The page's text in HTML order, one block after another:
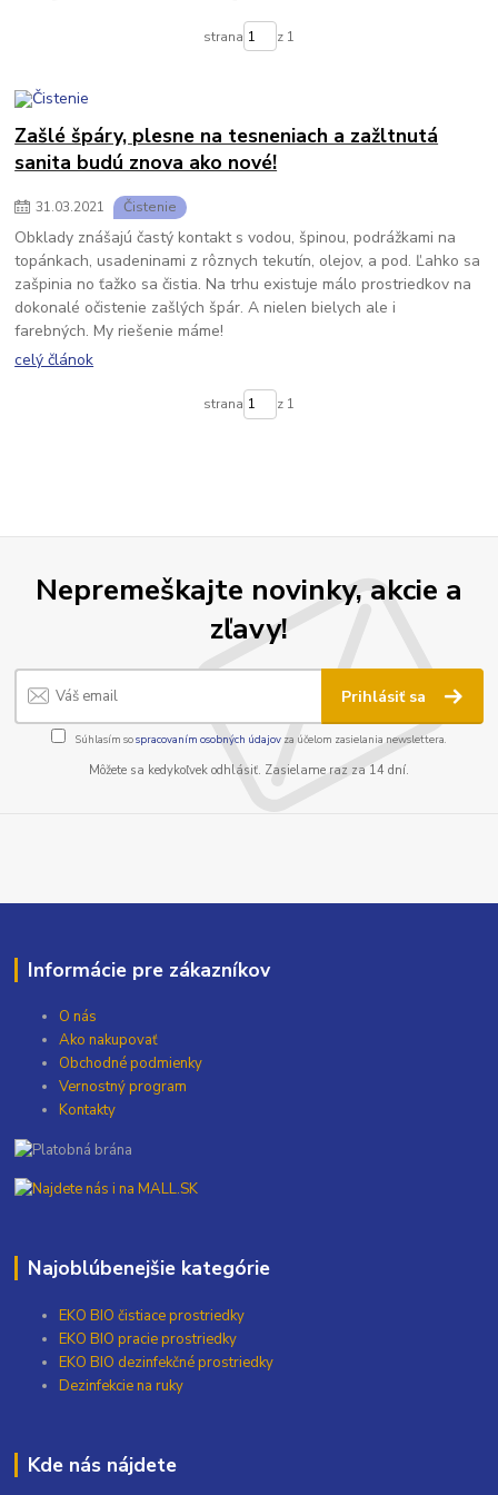
strana z 1
Zašlé špáry, plesne na tesneniach a zažltnutá
sanita budú znova ako nové!
31.03.2021 Čistenie
Obklady znášajú častý kontakt s vodou, špinou, podrážkami na
topánkach, usadeninami z rôznych tekutín, olejov, a pod. Ľahko sa
zašpinia no ťažko sa čistia. Na trhu existuje málo prostriedkov na
dokonalé očistenie zašlých špár. A nielen bielych ale i
farebných. My riešenie máme!
celý článok
strana z 1
Nepremeškajte novinky, akcie a
zľavy!
Prihlásiť sa
Súhlasím sospracovaním osobných údajov za účelom zasielania newslettera.
Môžete sa kedykoľvek odhlásiť. Zasielame raz za 14 dní.
Informácie pre zákazníkov
O nás
Ako nakupovať
Obchodné podmienky
Vernostný program
Kontakty
Najoblúbenejšie kategórie
EKO BIO čistiace prostriedky
EKO BIO pracie prostriedky
EKO BIO dezinfekčné prostriedky
Dezinfekcie na ruky
Kde nás nájdete